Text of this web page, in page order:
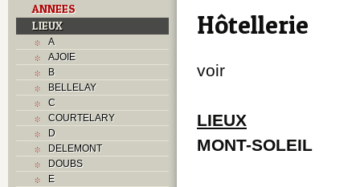
ANNEES
LIEUX
A
AJOIE
B
BELLELAY
C
COURTELARY
D
DELEMONT
DOUBS
E
Hôtellerie
voir
LIEUX
MONT-SOLEIL